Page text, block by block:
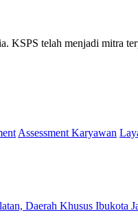
telah menjadi mitra
Assessment Karyawan
Daerah Khusus Ibukota